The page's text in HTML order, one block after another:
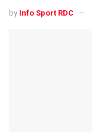
by Info Sport RDC